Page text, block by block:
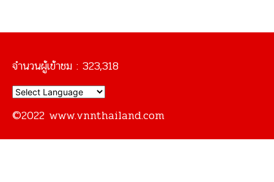
จำนวนผู้เข้าชม : 323,318
©2022 www.vnnthailand.com